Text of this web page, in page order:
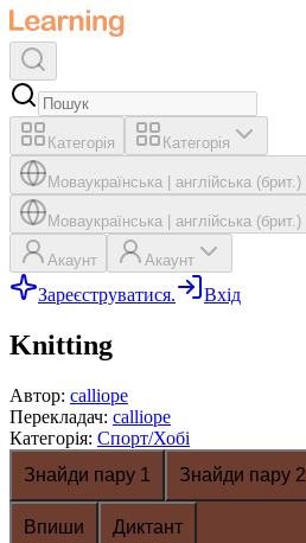
Категорія Категорія
Моваукраїнська англійська (брит.)
Моваукраїнська англійська (брит.)
Акаунт Акаунт
Зареєструватися. Вхід
Knitting
Автор: calliope
Перекладач: calliope
Категорія: Спорт/Хобі
Знайди пару 1
Знайди пару 2
Впиши Диктант